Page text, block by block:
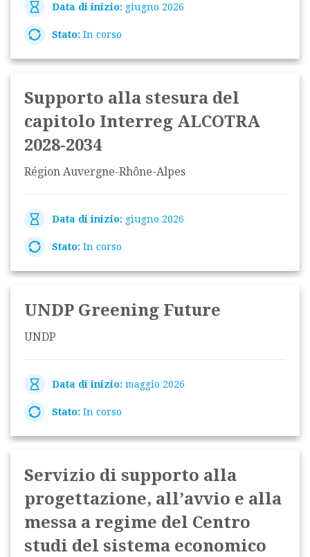
Data di inizio: giugno 2026
Stato: In corso
Supporto alla stesura del
capitolo Interreg ALCOTRA
2028-2034
Région Auvergne-Rhône-Alpes
Data di inizio: giugno 2026
Stato: In corso
UNDP Greening Future
UNDP
Data di inizio: maggio 2026
Stato: In corso
Servizio di supporto alla
progettazione, all’avvio e alla
messa a regime del Centro
studi del sistema economico